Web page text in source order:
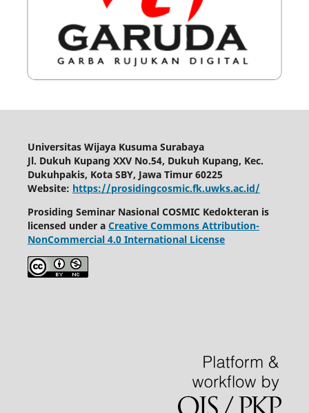
Universitas Wijaya Kusuma Surabaya
Jl. Dukuh Kupang XXV No.54, Dukuh Kupang, Kec.
Dukuhpakis, Kota SBY, Jawa Timur 60225
Website: https://prosidingcosmic.fk.uwks.ac.id/
Prosiding Seminar Nasional COSMIC Kedokteran is
licensed under a Creative Commons Attribution-
NonCommercial 4.0 International License